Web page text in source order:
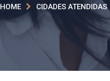
HOME CIDADES ATENDIDAS